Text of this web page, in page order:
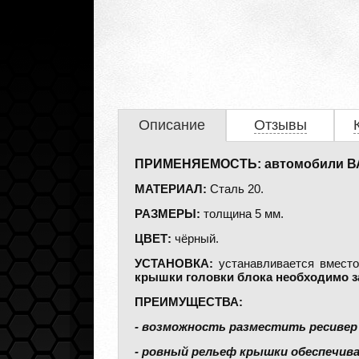
Описание Отзывы
ПРИМЕНЯЕМОСТЬ: автомобили
МАТЕРИАЛ: Сталь 20.
РАЗМЕРЫ: толщина 5 мм.
ЦВЕТ: чёрный.
УСТАНОВКА: устанавливается
крышки головки блока необходимо
ПРЕИМУЩЕСТВА:
- возможность разместить
- ровный рельеф крышки